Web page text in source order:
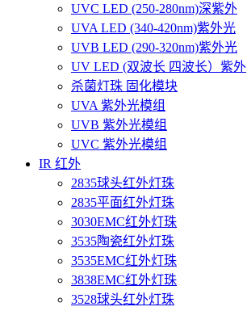
UVC LED (250-280nm)深紫外
UVA LED (340-420nm)紫外光
UVB LED (290-320nm)紫外光
UV LED (双波长 四波长）紫外
杀菌灯珠 固化模块
UVA 紫外光模组
UVB 紫外光模组
UVC 紫外光模组
IR 红外
2835球头红外灯珠
2835平面红外灯珠
3030EMC红外灯珠
3535陶瓷红外灯珠
3535EMC红外灯珠
3838EMC红外灯珠
3528球头红外灯珠